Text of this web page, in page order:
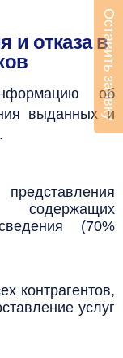
и отказа в
об
выданных и
содержащих
(70%
контрагентов,
услуг
Оставить заявку